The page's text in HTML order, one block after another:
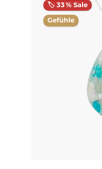
🏷️ 33 % Sale
Gefühle